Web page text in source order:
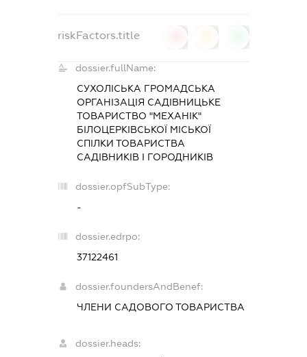
riskFactors.title
dossier.fullName:
СУХОЛІСЬКА ГРОМАДСЬКА
ОРГАНІЗАЦІЯ САДІВНИЦЬКЕ
ТОВАРИСТВО "МЕХАНІК"
БІЛОЦЕРКІВСЬКОЇ МІСЬКОЇ
СПІЛКИ ТОВАРИСТВА
САДІВНИКІВ І ГОРОДНИКІВ
dossier.opfSubType:
-
dossier.edrpo:
37122461
dossier.foundersAndBenef:
ЧЛЕНИ САДОВОГО ТОВАРИСТВА
dossier.heads: